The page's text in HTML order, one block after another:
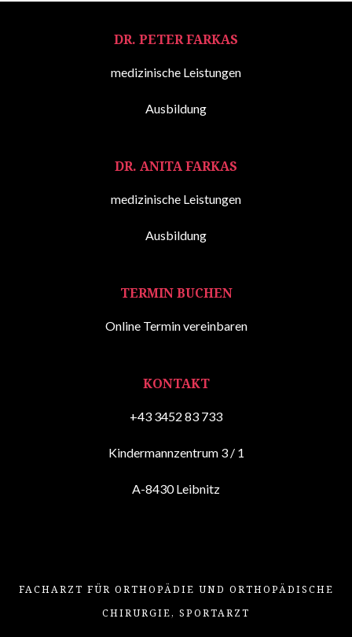
DR. PETER FARKAS
medizinische Leistungen
Ausbildung
DR. ANITA FARKAS
medizinische Leistungen
Ausbildung
TERMIN BUCHEN
Online Termin vereinbaren
KONTAKT
+43 3452 83 733
Kindermannzentrum 3 / 1
A-8430 Leibnitz
FACHARZT FÜR ORTHOPÄDIE UND ORTHOPÄDISCHE
CHIRURGIE, SPORTARZT